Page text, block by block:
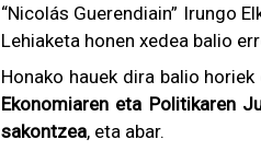
“Nicolás Guerendiain” Irungo
Lehiaketa honen xedea balio
Honako hauek dira balio
Ekonomiaren eta Politikaren
sakontzea, eta abar.